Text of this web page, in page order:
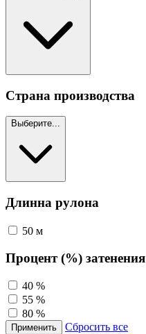
Страна производства
Выберите...
Длинна рулона
50 м
Процент (%) затенения
40 %
55 %
80 %
Применить
Сбросить все